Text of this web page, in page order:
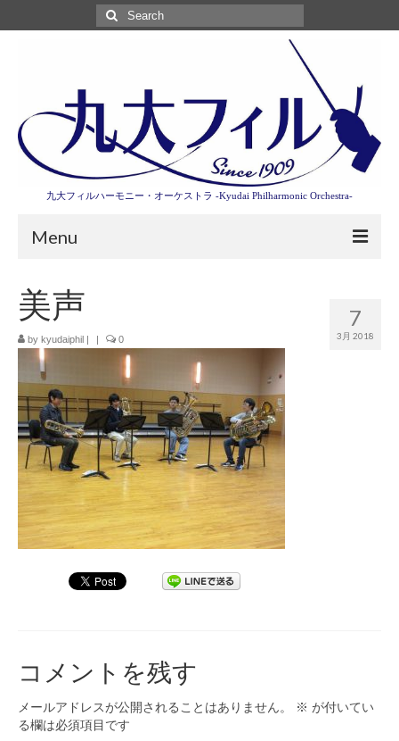
Search
for:
九大フィルハーモニー・オーケストラ -Kyudai Philharmonic Orchestra-
Menu
第3回東京特別演奏会特設ページ
演奏会情報
卒業記念演奏会2027
九大フィルとは
九大フィルの歴史
ご寄付のお願い
演奏会の歴史
出張演奏
九大フィル特集ページ
7
3月 2018
美声
by kyudaiphil 0
コメントを残す
メールアドレスが公開されることはありません。 ※ が付いてい
る欄は必須項目です